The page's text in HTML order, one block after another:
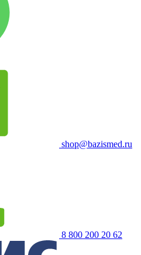
shop@bazismed.ru
8 800 200 20 62